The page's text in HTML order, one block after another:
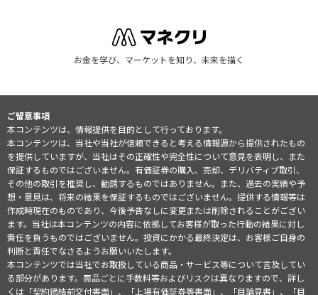
お金を学び、マーケットを知り、未来を描く
ご留意事項
本コンテンツは、情報提供を目的として行っております。
本コンテンツは、当社や当社が信頼できると考える情報源から提供されたもの
を提供していますが、当社はその正確性や完全性について意見を表明し、また
保証するものではございません。有価証券の購入、売却、デリバティブ取引、
その他の取引を推奨し、勧誘するものではありません。また、過去の実績や予
想・意見は、将来の結果を保証するものではございません。提供する情報等は
作成時現在のものであり、今後予告なしに変更または削除されることがござい
ます。当社は本コンテンツの内容に依拠してお客様が取った行動の結果に対し
責任を負うものではございません。投資にかかる最終決定は、お客様ご自身の
判断と責任でなさるようお願いいたします。
本コンテンツでは当社でお取扱している商品・サービス等について言及してい
る部分があります。商品ごとに手数料等およびリスクは異なりますので、詳し
くは「契約締結前交付書面」、「上場有価証券等書面」、「目論見書」、「目